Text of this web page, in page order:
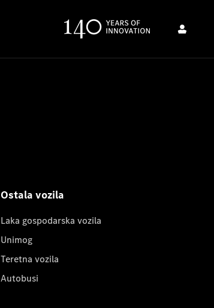
Ostala vozila
Laka gospodarska vozila
Unimog
Teretna vozila
Autobusi